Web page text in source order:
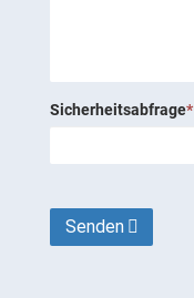
Sicherheitsabfrage*
Senden